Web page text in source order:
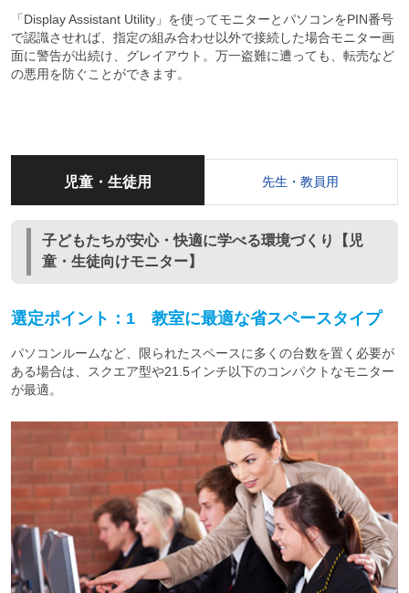
「Display Assistant Utility」を使ってモニターとパソコンをPIN番号
で認識させれば、指定の組み合わせ以外で接続した場合モニター画
面に警告が出続け、グレイアウト。万一盗難に遭っても、転売など
の悪用を防ぐことができます。
児童・生徒用 先生・教員用
子どもたちが安心・快適に学べる環境づくり【児
童・生徒向けモニター】
選定ポイント：1 教室に最適な省スペースタイプ
パソコンルームなど、限られたスペースに多くの台数を置く必要が
ある場合は、スクエア型や21.5インチ以下のコンパクトなモニター
が最適。